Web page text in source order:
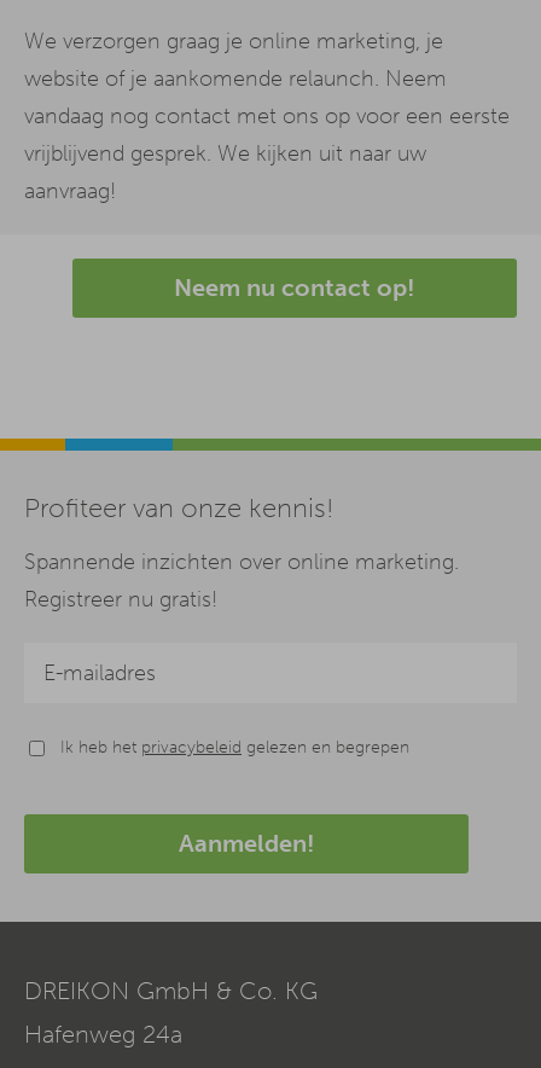
We verzorgen graag je online marketing, je
website of je aankomende relaunch. Neem
vandaag nog contact met ons op voor een eerste
vrijblijvend gesprek. We kijken uit naar uw
aanvraag!
Neem nu contact op!
Profiteer van onze kennis!
Spannende inzichten over online marketing.
Registreer nu gratis!
Ik heb het privacybeleid gelezen en begrepen
Aanmelden!
DREIKON GmbH & Co. KG
Hafenweg 24a